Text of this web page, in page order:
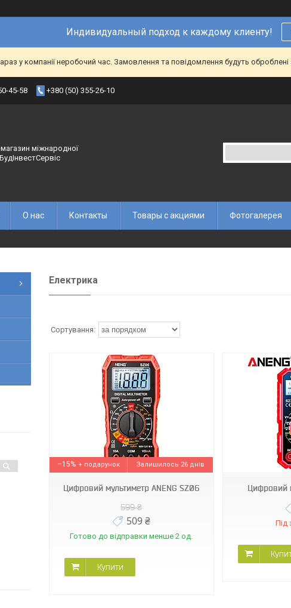
Индивидуальный подход к каждому клиенту!
у компанії неробочий час. Замовлення та повідомлення будуть
45-58 +380 (50) 355-26-10
магазин міжнародної
О нас Контакты Товары с акциями Фотогалерея
Електрика
–15%
Залишилось 26 днів
Цифровий мультиметр ANENG SZ06
599 ₴
509 ₴
Готово до відправки менше 2 од.
Купити
ANENGSZ308
Цифровий
Під
Sigmaboy